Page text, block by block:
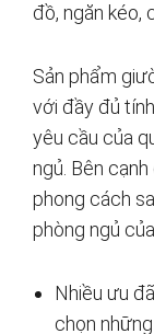
đồ, ngăn kéo,
Sản phẩm
với đầy đủ
yêu cầu của
ngủ. Bên
phong cách
phòng ngủ
Nhiều ưu
chọn